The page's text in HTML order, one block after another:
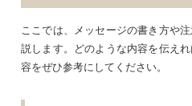
ここでは、メッセージの書き方や
説します。どのような内容を伝え
容をぜひ参考にしてください。